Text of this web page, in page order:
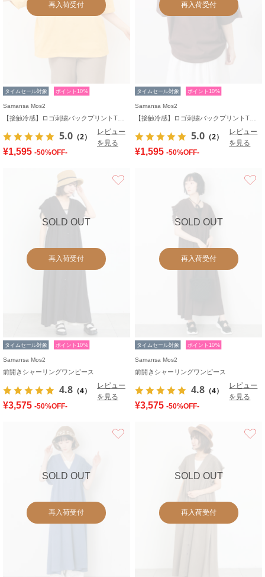
再入荷受付
タイムセール対象 ポイント10%
Samansa Mos2
5.0 （2）
レビュー
を見る
¥1,595 -50%OFF-
再入荷受付
タイムセール対象 ポイント10%
Samansa Mos2
5.0 （2）
レビュー
を見る
¥1,595 -50%OFF-
SOLD OUT
再入荷受付
タイムセール対象 ポイント10%
Samansa Mos2
前開きシャーリングワンピース
4.8 （4）
レビュー
を見る
¥3,575 -50%OFF-
SOLD OUT
再入荷受付
タイムセール対象 ポイント10%
Samansa Mos2
前開きシャーリングワンピース
4.8 （4）
レビュー
を見る
¥3,575 -50%OFF-
SOLD OUT
再入荷受付
SOLD OUT
再入荷受付